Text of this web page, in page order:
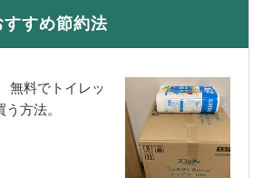
すめ節約法
料でトイレッ
方法。